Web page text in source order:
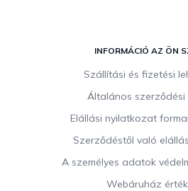
INFORMÁCIÓ AZ ÖN
Szállítási és fizetési
Általános
Elállási nyilatkozat
Szerződéstől való
A személyes adatok
Webáruház